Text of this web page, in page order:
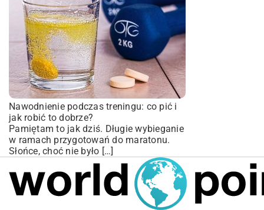
Nawodnienie podczas treningu: co pić i
jak robić to dobrze?
Pamiętam to jak dziś. Długie wybieganie
w ramach przygotowań do maratonu.
Słońce, choć nie było […]